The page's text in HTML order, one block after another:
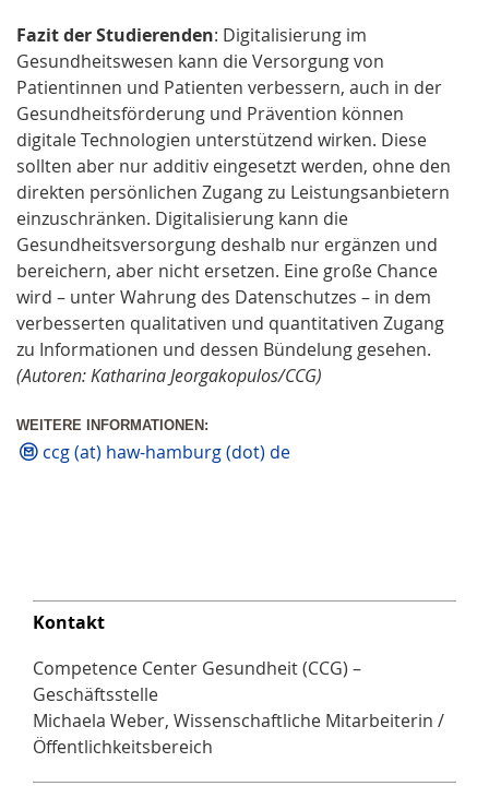
Fazit der Studierenden: Digitalisierung im
Gesundheitswesen kann die Versorgung von
Patientinnen und Patienten verbessern, auch in der
Gesundheitsförderung und Prävention können
digitale Technologien unterstützend wirken. Diese
sollten aber nur additiv eingesetzt werden, ohne den
direkten persönlichen Zugang zu Leistungsanbietern
einzuschränken. Digitalisierung kann die
Gesundheitsversorgung deshalb nur ergänzen und
bereichern, aber nicht ersetzen. Eine große Chance
wird – unter Wahrung des Datenschutzes – in dem
verbesserten qualitativen und quantitativen Zugang
zu Informationen und dessen Bündelung gesehen.
(Autoren: Katharina Jeorgakopulos/CCG)
WEITERE INFORMATIONEN:
ccg (at) haw-hamburg (dot) de
Kontakt
Competence Center Gesundheit (CCG) –
Geschäftsstelle
Michaela Weber, Wissenschaftliche Mitarbeiterin /
Öffentlichkeitsbereich